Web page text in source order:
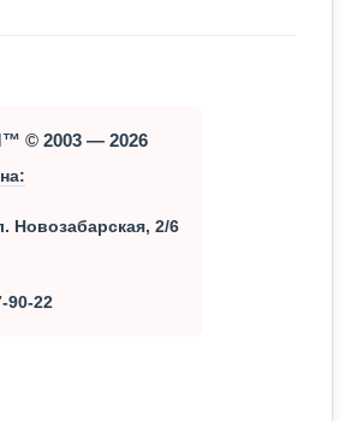
© 2003 — 2026
Новозабарская, 2/6
90-22